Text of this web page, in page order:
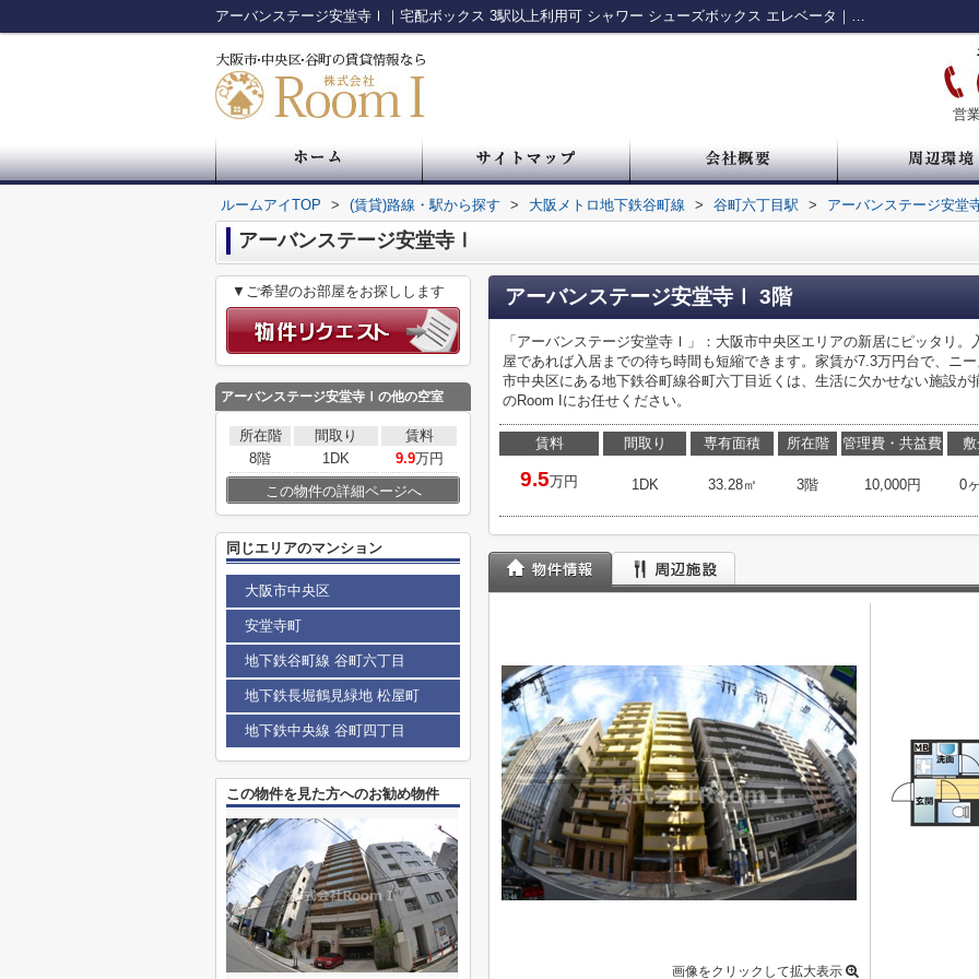
アーバンステージ安堂寺Ⅰ｜宅配ボックス 3駅以上利用可 シャワー シューズボックス エレベータ｜中央区・谷町・谷四の賃貸情報 ルームアイ
営
ルームアイTOP > (賃貸)路線・駅から探す > 大阪メトロ地下鉄谷町線 > 谷町六丁目駅 > アーバンステージ安堂
アーバンステージ安堂寺Ⅰ
アーバンステージ安堂寺Ⅰ 3階
「アーバンステージ安堂寺Ⅰ」：大阪市中央区エリアの新居にピッタリ
屋であれば入居までの待ち時間も短縮できます。家賃が7.3万円台で、ニ
市中央区にある地下鉄谷町線谷町六丁目近くは、生活に欠かせない施設
のRoom Iにお任せください。
賃料
9.5万円
間取り
1DK
専有面積
33.28㎡
所在階
3階
管理費・共益費
10,000円 0
画像をクリックして拡大表示
▼ご希望のお部屋をお探しします
アーバンステージ安堂寺Ⅰ の他の空室
所在階 間取り
賃料
8階
1DK 9.9万円
この物件の詳細ページへ
同じエリアのマンション
大阪市中央区
安堂寺町
地下鉄谷町線 谷町六丁目
地下鉄長堀鶴見緑地 松屋町
地下鉄中央線 谷町四丁目
この物件を見た方へのお勧め物件